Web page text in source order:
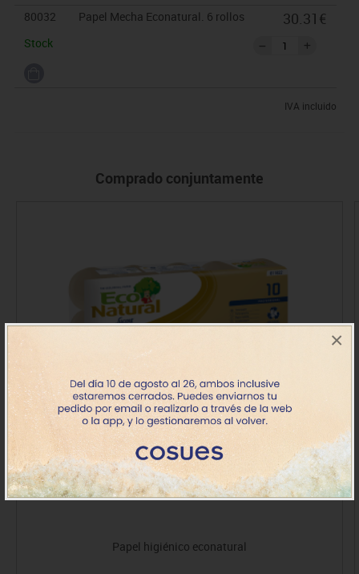
×
80032
Papel Mecha Econatural. 6 rollos
Stock
30.31€
IVA incluido
Comprado conjuntamente
Papel higiénico econatural